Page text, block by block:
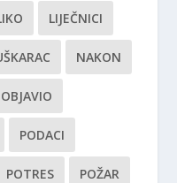
LIJEČNICI
NAKON
OBJAVIO
PODACI
POTRES POŽAR